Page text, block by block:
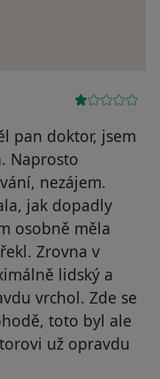
pan doktor, jsem
Naprosto
nezájem.
jak dopadly
osobně měla
Zrovna v
lidský a
vrchol. Zde se
toto byl ale
už opravdu